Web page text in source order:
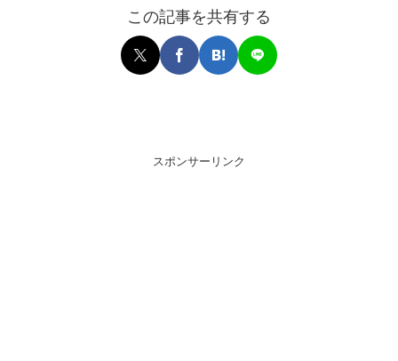
この記事を共有する
スポンサーリンク